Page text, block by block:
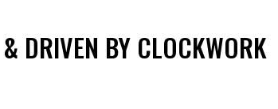
DRIVEN BY CLOCKWORK